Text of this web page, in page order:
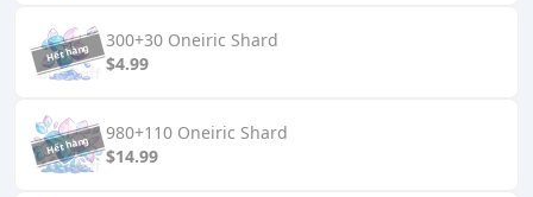
300+30 Oneiric Shard
$4.99
980+110 Oneiric Shard
$14.99